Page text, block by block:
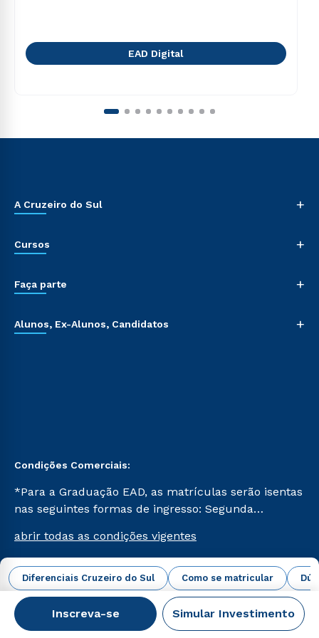
Diferenciais Cruzeiro do Sul Como se matricular
Inscreva-se Simular Investimento
EAD Digital
A Cruzeiro do Sul +
Cursos +
Faça parte +
Alunos, Ex-Alunos, Candidatos +
Condições Comerciais:
*Para a Graduação EAD, as matrículas serão isentas
nas seguintes formas de ingresso: Segunda
Já para as demais, a taxa de matrícula será de R$
49. *Para a Pós-graduação EAD, as ofertas
mencionadas são referentes aos cursos: Ensino
Religioso, Geografia para a Docência e Metodologia
do Ensino de História: Questões Atuais.
abrir todas as condições vigentes
Campus Virtual Cruzeiro do Sul Educacional © 2026 -
Todos os direitos reservados.
CNPJ: 62.984.091/0001-02